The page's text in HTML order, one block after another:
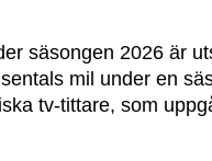
säsongen 2026 är
mil under en
tv-tittare, som